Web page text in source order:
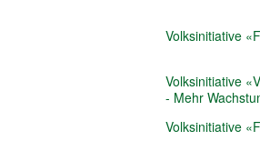
Volksinitiative
Volksinitiative
- Mehr
Volksinitiative